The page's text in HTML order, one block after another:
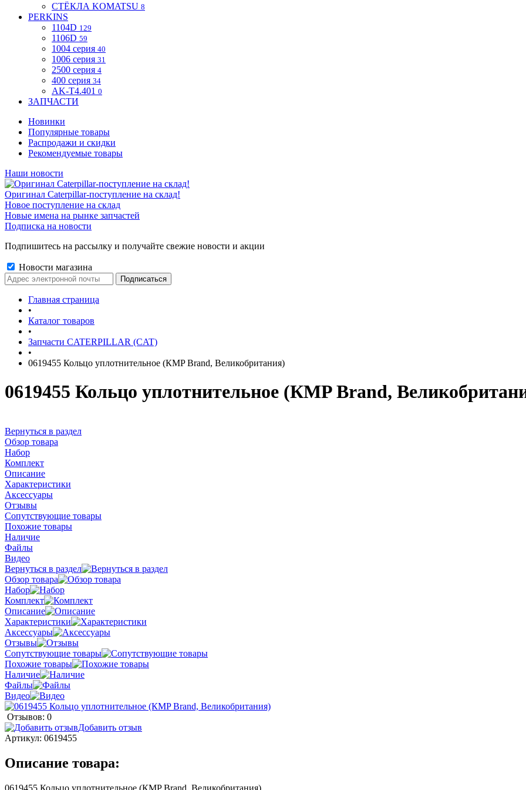
СТЁКЛА KOMATSU 8
PERKINS
1104D 129
1106D 59
1004 серия 40
1006 серия 31
2500 серия 4
400 серия 34
AK-T4.401 0
ЗАПЧАСТИ
Новинки
Популярные товары
Распродажи и скидки
Рекомендуемые товары
Наши новости
Оригинал Caterpillar-поступление на склад!
Новое поступление на склад
Новые имена на рынке запчастей
Подписка на новости
Подпишитесь на рассылку и получайте свежие новости и акции
Новости магазина
Главная страница
•
Каталог товаров
•
Запчасти CATERPILLAR (CAT)
•
0619455 Кольцо уплотнительное (КMP Brand, Великобритания)
0619455 Кольцо уплотнительное (КMP Brand,
Вернуться в раздел
Обзор товара
Набор
Комплект
Описание
Характеристики
Аксессуары
Отзывы
Сопутствующие товары
Похожие товары
Наличие
Файлы
Видео
Вернуться в раздел
Обзор товара
Набор
Комплект
Описание
Характеристики
Аксессуары
Отзывы
Сопутствующие товары
Похожие товары
Наличие
Файлы
Видео
Отзывов: 0
Добавить отзыв
Артикул: 0619455
Описание товара:
0619455 Кольцо уплотнительное (КMP Brand, Великобритания)